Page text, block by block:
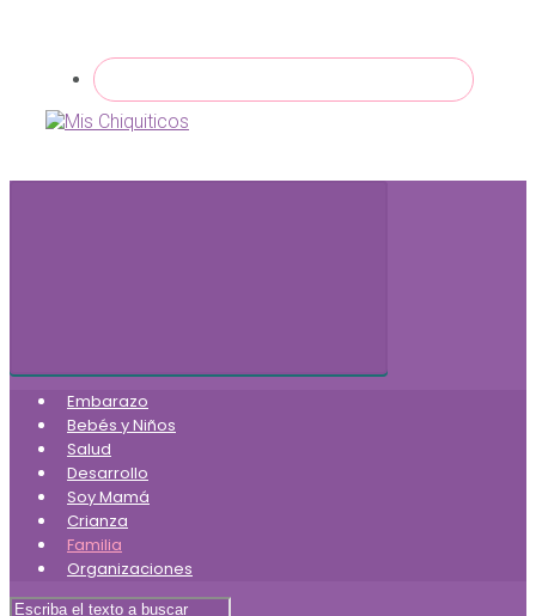
Embarazo
Bebés y Niños
Salud
Desarrollo
Soy Mamá
Crianza
Familia
Organizaciones